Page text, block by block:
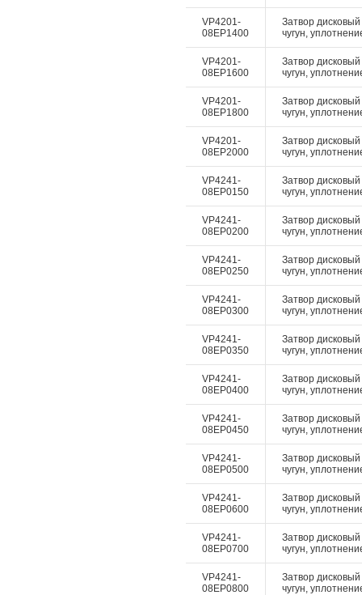
VP4201-
08EP1400
Затвор
чугун,
VP4201-
08EP1600
Затвор
чугун,
VP4201-
08EP1800
Затвор
чугун,
VP4201-
08EP2000
Затвор
чугун,
VP4241-
08EP0150
Затвор
чугун,
VP4241-
08EP0200
Затвор
чугун,
VP4241-
08EP0250
Затвор
чугун,
VP4241-
08EP0300
Затвор
чугун,
VP4241-
08EP0350
Затвор
чугун,
VP4241-
08EP0400
Затвор
чугун,
VP4241-
08EP0450
Затвор
чугун,
VP4241-
08EP0500
Затвор
чугун,
VP4241-
08EP0600
Затвор
чугун,
VP4241-
08EP0700
Затвор
чугун,
VP4241-
08EP0800
Затвор
чугун,